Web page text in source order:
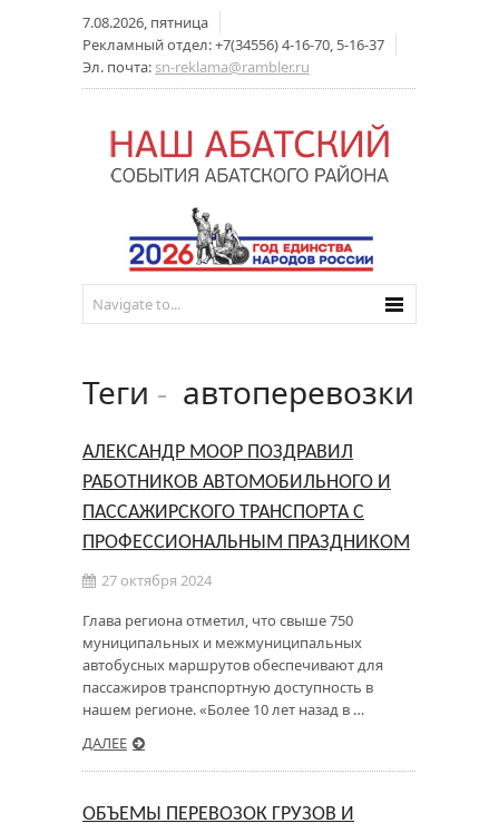
7.08.2026, пятница
Рекламный отдел: +7(34556) 4-16-70, 5-16-37
Эл. почта: sn-reklama@rambler.ru
Теги - автоперевозки
АЛЕКСАНДР МООР ПОЗДРАВИЛ
РАБОТНИКОВ АВТОМОБИЛЬНОГО И
ПАССАЖИРСКОГО ТРАНСПОРТА С
ПРОФЕССИОНАЛЬНЫМ ПРАЗДНИКОМ
27 октября 2024
Глава региона отметил, что свыше 750
муниципальных и межмуниципальных
автобусных маршрутов обеспечивают для
пассажиров транспортную доступность в
нашем регионе. «Более 10 лет назад в …
ДАЛЕЕ
ОБЪЕМЫ ПЕРЕВОЗОК ГРУЗОВ И